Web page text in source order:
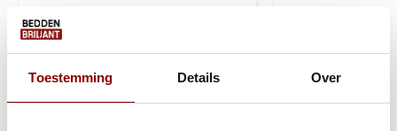
Toestemming Details Over